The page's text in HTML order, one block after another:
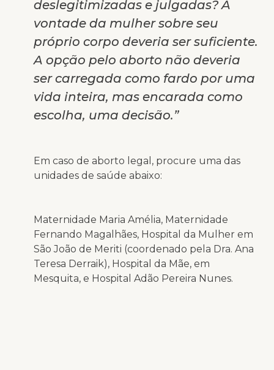
deslegitimizadas e julgadas? A
vontade da mulher sobre seu
próprio corpo deveria ser suficiente.
A opção pelo aborto não deveria
ser carregada como fardo por uma
vida inteira, mas encarada como
escolha, uma decisão.”
Em caso de aborto legal, procure uma das
unidades de saúde abaixo:
Maternidade Maria Amélia, Maternidade
Fernando Magalhães, Hospital da Mulher em
São João de Meriti (coordenado pela Dra. Ana
Teresa Derraik), Hospital da Mãe, em
Mesquita, e Hospital Adão Pereira Nunes.